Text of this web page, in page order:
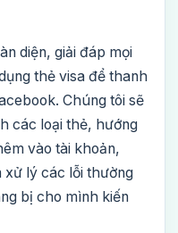
diện, giải đáp mọi
thẻ visa để thanh
Chúng tôi sẽ
các loại thẻ, hướng
vào tài khoản,
xử lý các lỗi thường
bị cho mình kiến